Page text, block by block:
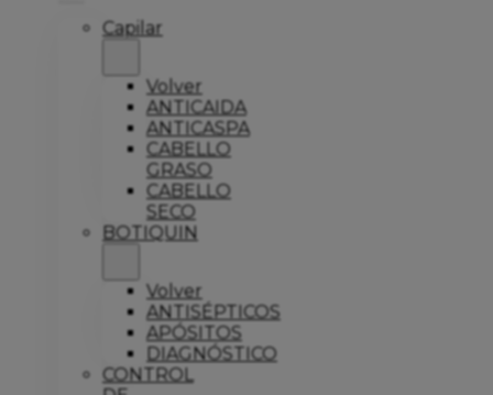
Capilar
Volver
ANTICAIDA
ANTICASPA
CABELLO
GRASO
CABELLO
SECO
BOTIQUIN
Volver
ANTISÉPTICOS
APÓSITOS
DIAGNÓSTICO
CONTROL